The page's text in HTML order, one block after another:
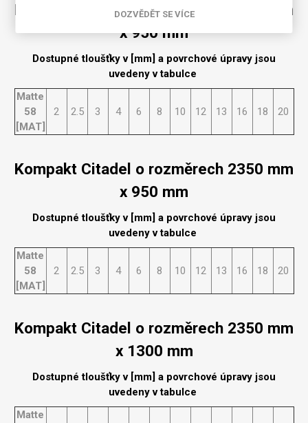
Kompakt Citadel o rozměrech 2150 mm
x 950 mm
Dostupné tloušťky v [mm] a povrchové úpravy jsou
uvedeny v tabulce
Matte
58
[MAT]
2 2.5 3 4 6 8 10 12 13 16 18 20
Kompakt Citadel o rozměrech 2350 mm
x 950 mm
Dostupné tloušťky v [mm] a povrchové úpravy jsou
uvedeny v tabulce
Matte
58
[MAT]
2 2.5 3 4 6 8 10 12 13 16 18 20
Kompakt Citadel o rozměrech 2350 mm
x 1300 mm
Dostupné tloušťky v [mm] a povrchové úpravy jsou
uvedeny v tabulce
Matte
DOZVĚDĚT SE VÍCE